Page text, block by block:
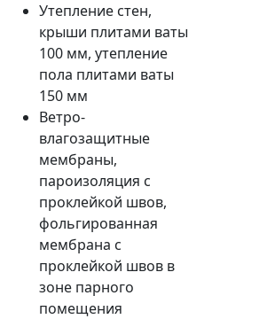
Утепление стен,
крыши плитами ваты
100 мм, утепление
пола плитами ваты
150 мм
Ветро-
влагозащитные
мембраны,
пароизоляция с
проклейкой швов,
фольгированная
мембрана с
проклейкой швов в
зоне парного
помещения